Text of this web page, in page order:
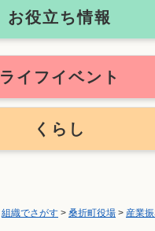
組織でさがす > 桑折町役場 > 産業
お役立ち情報
ライフイベント
くらし